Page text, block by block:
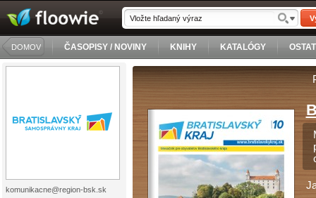
DOMOV ČASOPISY / NOVINY KNIHY KATALÓGY
komunikacne@region-bsk.sk